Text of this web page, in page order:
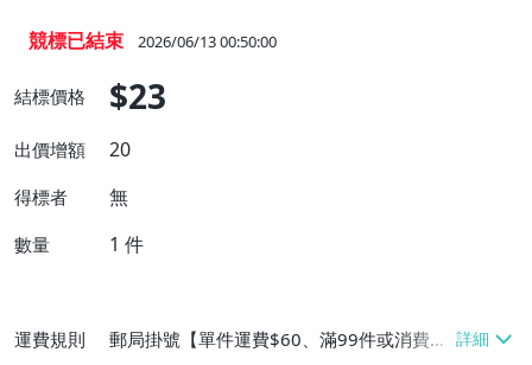
競標已結束 2026/06/13 00:50:00
結標價格 $23
出價增額 20
得標者 無
數量 1 件
運費規則
郵局掛號【單件運費$60、滿99件或消費滿